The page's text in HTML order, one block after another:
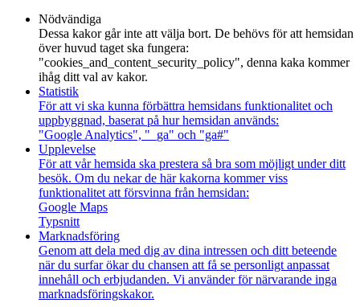
Nödvändiga
Dessa kakor går inte att välja bort. De behövs för att hemsidan
över huvud taget ska fungera:
"cookies_and_content_security_policy", denna kaka kommer
ihåg ditt val av kakor.
Statistik
För att vi ska kunna förbättra hemsidans funktionalitet och
uppbyggnad, baserat på hur hemsidan används:
"Google Analytics", "_ga" och "ga#"
Upplevelse
För att vår hemsida ska prestera så bra som möjligt under ditt
besök. Om du nekar de här kakorna kommer viss
funktionalitet att försvinna från hemsidan:
Google Maps
Typsnitt
Marknadsföring
Genom att dela med dig av dina intressen och ditt beteende
när du surfar ökar du chansen att få se personligt anpassat
innehåll och erbjudanden. Vi använder för närvarande inga
marknadsföringskakor.